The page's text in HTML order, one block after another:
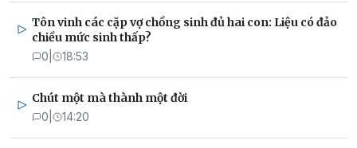
Tôn vinh các cặp vợ chồng sinh đủ hai con: Liệu có đảo
chiều mức sinh thấp?
0 18:53
Chút một mà thành một đời
0 14:20